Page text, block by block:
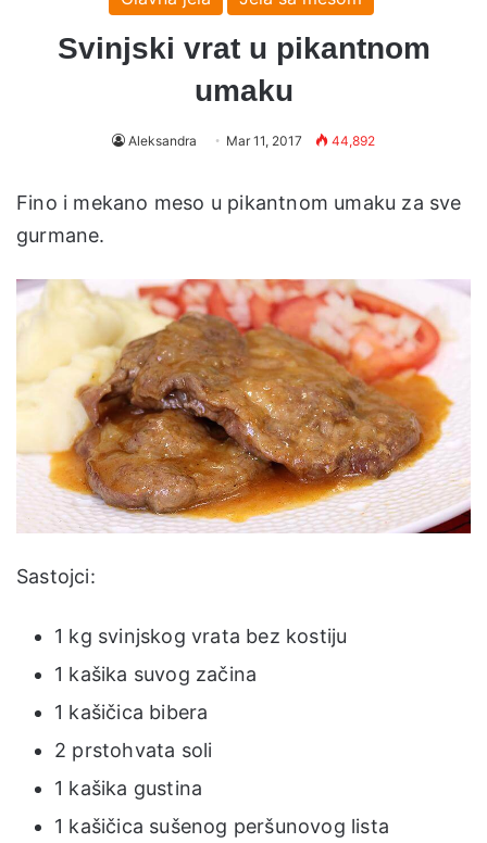
Svinjski vrat u pikantnom
umaku
Aleksandra Mar 11, 2017 44,892
Fino i mekano meso u pikantnom umaku za sve
gurmane.
Sastojci:
1 kg svinjskog vrata bez kostiju
1 kašika suvog začina
1 kašičica bibera
2 prstohvata soli
1 kašika gustina
1 kašičica sušenog peršunovog lista